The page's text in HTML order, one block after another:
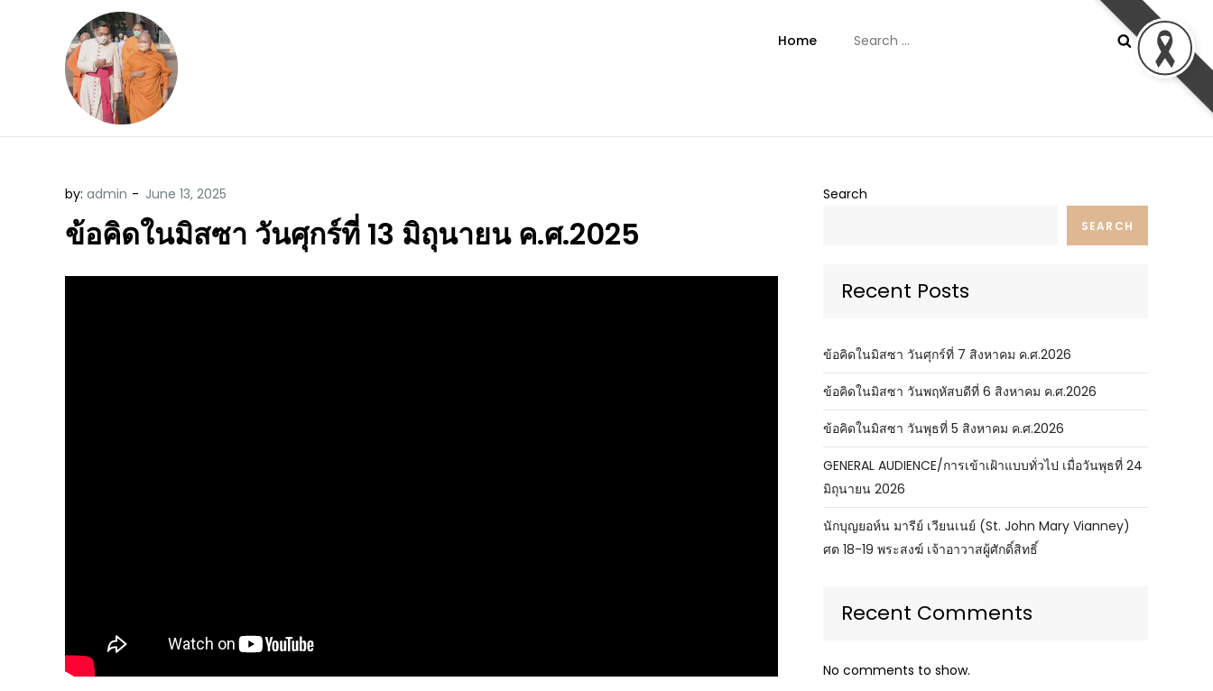
Home
for:
by: admin
ข้อคิดในมิสซา วันศุกร์ที่ 13 มิถุนายน ค.ศ.2025
Search
SEARCH
Recent Posts
ข้อคิดในมิสซา วันศุกร์ที่ 7 สิงหาคม ค.ศ.2026
ข้อคิดในมิสซา วันพฤหัสบดีที่ 6 สิงหาคม ค.ศ.2026
ข้อคิดในมิสซา วันพุธที่ 5 สิงหาคม ค.ศ.2026
GENERAL AUDIENCE/การเข้าเฝ้าแบบทั่วไป เมื่อวันพุธที่ 24
มิถุนายน 2026
นักบุญยอห์น มารีย์ เวียนเนย์ (St. John Mary Vianney)
ศต 18-19 พระสงฆ์ เจ้าอาวาสผู้ศักดิ์สิทธิ์
Recent Comments
No comments to show.